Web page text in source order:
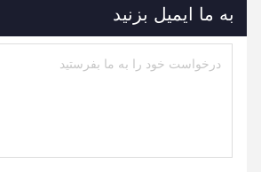
به ما ایمیل بزنید